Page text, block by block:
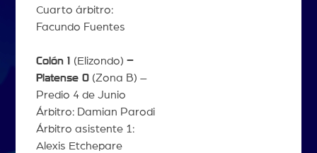
Cuarto árbitro:
Facundo Fuentes
Colón 1 (Elizondo) –
Platense 0(Zona B) –
Predio 4 de Junio
Árbitro: Damian Parodi
Árbitro asistente 1:
Alexis Etchepare